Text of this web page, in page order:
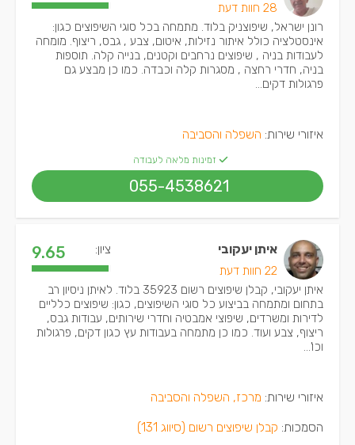
28 חוות דעת
רונן ישראל, שיפוצניק בלוד. מתמחה בכל סוגי השיפוצים כגון:
אינסטלציה כולל איתור נזילות, איטום, צבע , גבס, ריצוף. מומחה
לעבודות בניה , שיפוצים נרחבים וקטנים, בנייה קלה. תוספות
בניה, חדרי רחצה , מסגרות קלה וכבדה. כמו כן מבצע גם
פרגולות דקים...
איזורי שירות: השפלה והסביבה
זמינות מלאה לעבודה
055-4538621
איתן יעקובי
22 חוות דעת
ציון: 9.65
איתן יעקובי, קבלן שיפוצים רשום 35923 בלוד. לאיתן ניסיון רב
בתחום ומתמחה בביצוע כל סוגי השיפוצים, כגון: שיפוצים כלליים
לדירות ומשרדים, שיפוצי אמבטיה וחדרי שירותים, עבודות גבס,
ריצוף, צבע ועוד. כמו כן מתמחה בעבודות עץ כגון דקים, פרגולות
וכו'...
איזורי שירות: מרכז, השפלה והסביבה
הסמכות: קבלן שיפוצים רשום (סיווג 131)